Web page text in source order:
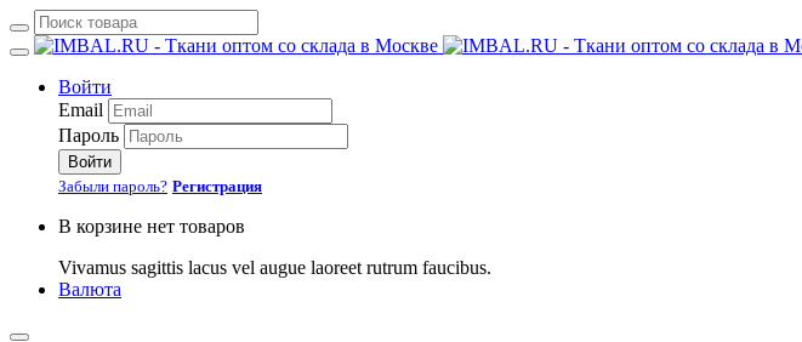
Войти
Email
Пароль
Войти
Забыли пароль? Регистрация
В корзине нет товаров
Vivamus sagittis lacus vel augue laoreet rutrum faucibus.
Валюта